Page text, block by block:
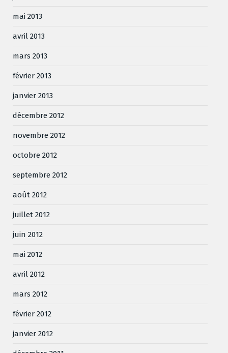
mai 2013
avril 2013
mars 2013
février 2013
janvier 2013
décembre 2012
novembre 2012
octobre 2012
septembre 2012
août 2012
juillet 2012
juin 2012
mai 2012
avril 2012
mars 2012
février 2012
janvier 2012